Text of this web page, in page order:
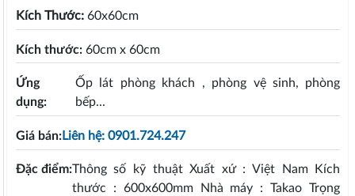
Kích Thước: 60x60cm
Kích thước: 60cm x 60cm
Ứng
dụng:
Ốp lát phòng khách , phòng vệ sinh, phòng
bếp...
Giá bán:Liên hệ: 0901.724.247
Đặc điểm:Thông số kỹ thuật Xuất xứ : Việt Nam Kích
thước : 600x600mm Nhà máy : Takao Trọng